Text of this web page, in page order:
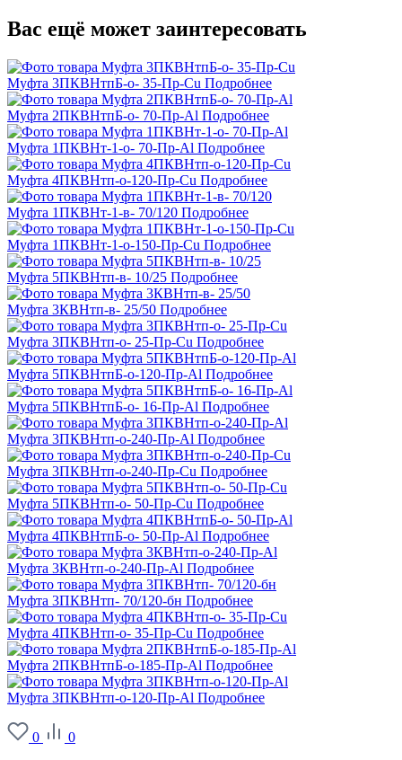
Вас ещё может заинтересовать
Муфта 3ПКВНтпБ-о- 35-Пр-Cu Подробнее
Муфта 2ПКВНтпБ-о- 70-Пр-Al Подробнее
Муфта 1ПКВНт-1-о- 70-Пр-Al Подробнее
Муфта 4ПКВНтп-о-120-Пр-Cu Подробнее
Муфта 1ПКВНт-1-в- 70/120 Подробнее
Муфта 1ПКВНт-1-о-150-Пр-Cu Подробнее
Муфта 5ПКВНтп-в- 10/25 Подробнее
Муфта 3КВНтп-в- 25/50 Подробнее
Муфта 3ПКВНтп-о- 25-Пр-Cu Подробнее
Муфта 5ПКВНтпБ-о-120-Пр-Al Подробнее
Муфта 5ПКВНтпБ-о- 16-Пр-Al Подробнее
Муфта 3ПКВНтп-о-240-Пр-Al Подробнее
Муфта 3ПКВНтп-о-240-Пр-Cu Подробнее
Муфта 5ПКВНтп-о- 50-Пр-Cu Подробнее
Муфта 4ПКВНтпБ-о- 50-Пр-Al Подробнее
Муфта 3КВНтп-о-240-Пр-Al Подробнее
Муфта 3ПКВНтп- 70/120-бн Подробнее
Муфта 4ПКВНтп-о- 35-Пр-Сu Подробнее
Муфта 2ПКВНтпБ-о-185-Пр-Al Подробнее
Муфта 3ПКВНтп-о-120-Пр-Al Подробнее
0
0